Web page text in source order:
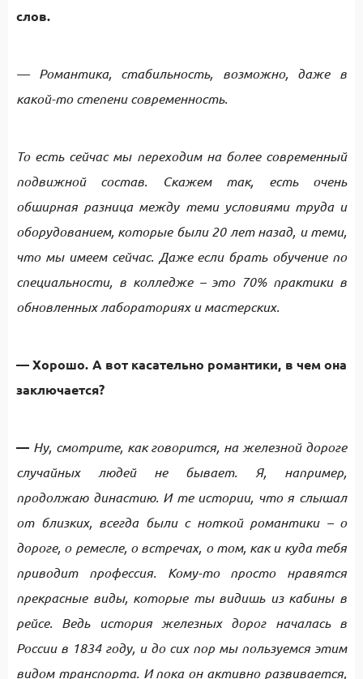
слов.
— Романтика, стабильность, возможно, даже в
какой-то степени современность.
То есть сейчас мы переходим на более современный
подвижной состав. Скажем так, есть очень
обширная разница между теми условиями труда и
оборудованием, которые были 20 лет назад, и теми,
что мы имеем сейчас. Даже если брать обучение по
специальности, в колледже – это 70% практики в
обновленных лабораториях и мастерских.
— Хорошо. А вот касательно романтики, в чем она
заключается?
— Ну, смотрите, как говорится, на железной дороге
случайных людей не бывает. Я, например,
продолжаю династию. И те истории, что я слышал
от близких, всегда были с ноткой романтики – о
дороге, о ремесле, о встречах, о том, как и куда тебя
приводит профессия. Кому-то просто нравятся
прекрасные виды, которые ты видишь из кабины в
рейсе. Ведь история железных дорог началась в
России в 1834 году, и до сих пор мы пользуемся этим
видом транспорта. И пока он активно развивается,